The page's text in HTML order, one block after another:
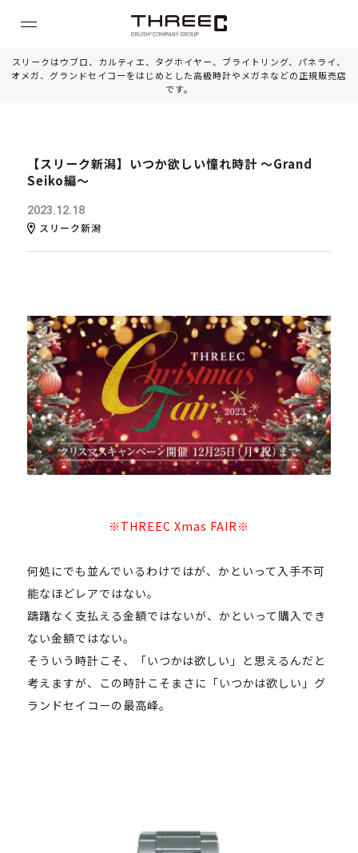
スリークはウブロ、カルティエ、タグホイヤー、ブライトリング、パネライ、
オメガ、グランドセイコーをはじめとした高級時計やメガネなどの正規販売店
です。
【スリーク新潟】いつか欲しい憧れ時計 ～Grand
Seiko編～
2023.12.18
スリーク新潟
※THREEC Xmas FAIR※
何処にでも並んでいるわけではが、かといって入手不可
能なほどレアではない。
躊躇なく支払える金額ではないが、かといって購入でき
ない金額ではない。
そういう時計こそ、「いつかは欲しい」と思えるんだと
考えますが、この時計こそまさに「いつかは欲しい」グ
ランドセイコーの最高峰。